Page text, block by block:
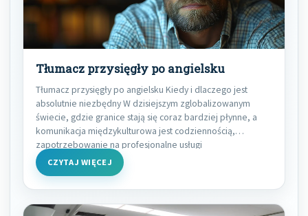
Tłumacz przysięgły po angielsku
Tłumacz przysięgły po angielsku Kiedy i dlaczego jest
absolutnie niezbędny W dzisiejszym zglobalizowanym
świecie, gdzie granice stają się coraz bardziej płynne, a
komunikacja międzykulturowa jest codziennością,
zapotrzebowanie na profesjonalne usługi
CZYTAJ WIĘCEJ